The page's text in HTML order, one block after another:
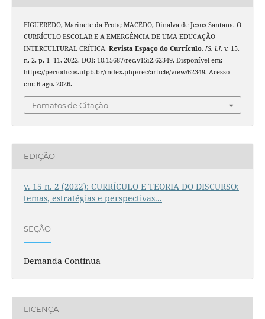
FIGUEREDO, Marinete da Frota; MACÊDO, Dinalva de Jesus Santana. O
CURRÍCULO ESCOLAR E A EMERGÊNCIA DE UMA EDUCAÇÃO
INTERCULTURAL CRÍTICA. Revista Espaço do Currículo, [S. l.], v. 15,
n. 2, p. 1–11, 2022. DOI: 10.15687/rec.v15i2.62349. Disponível em:
https://periodicos.ufpb.br/index.php/rec/article/view/62349. Acesso
em: 6 ago. 2026.
Fomatos de Citação
EDIÇÃO
v. 15 n. 2 (2022): CURRÍCULO E TEORIA DO DISCURSO:
temas, estratégias e perspectivas...
SEÇÃO
Demanda Contínua
LICENÇA